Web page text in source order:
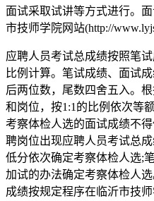
面试采取试讲等方式进行。
市技师学院网站(http://
应聘人员考试总成绩按照笔
比例计算。笔试成绩、面试
后两位数，尾数四舍五入。
和岗位，按1:1的比例依次等
考察体检人选的面试成绩不
聘岗位出现应聘人员考试总
低分依次确定考察体检人选;
加试的办法确定考察体检人
成绩按规定程序在临沂市技